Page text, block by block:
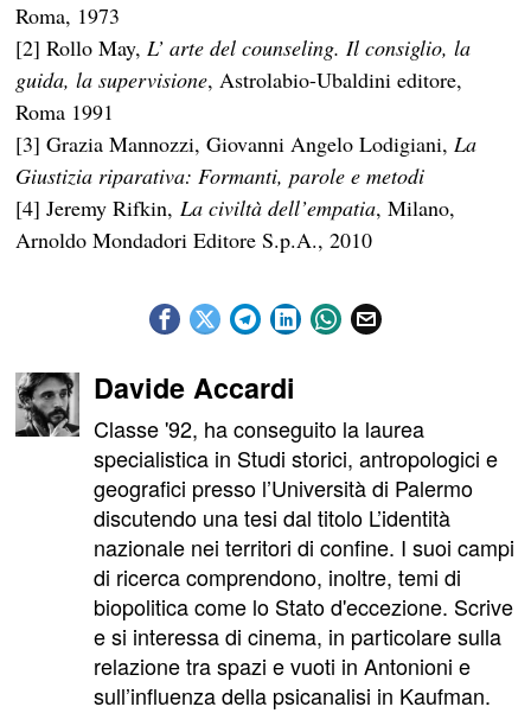
Roma, 1973
[2] Rollo May,L’ arte del counseling. Il consiglio, la
guida, la supervisione, Astrolabio-Ubaldini editore,
Roma 1991
[3] Grazia Mannozzi, Giovanni Angelo Lodigiani,La
Giustizia riparativa: Formanti, parole e metodi
[4] Jeremy Rifkin,La civiltà dell’empatia, Milano,
Arnoldo Mondadori Editore S.p.A., 2010
Davide Accardi
Classe '92, ha conseguito la laurea
specialistica in Studi storici, antropologici e
geografici presso l’Università di Palermo
discutendo una tesi dal titolo L’identità
nazionale nei territori di confine. I suoi campi
di ricerca comprendono, inoltre, temi di
biopolitica come lo Stato d'eccezione. Scrive
e si interessa di cinema, in particolare sulla
relazione tra spazi e vuoti in Antonioni e
sull’influenza della psicanalisi in Kaufman.